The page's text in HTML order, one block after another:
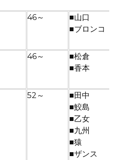
46～
■山口
■ブロンコ
46～
■松倉
■香本
52～
■田中
■鮫島
■乙女
■九州
■猿
■ザンス